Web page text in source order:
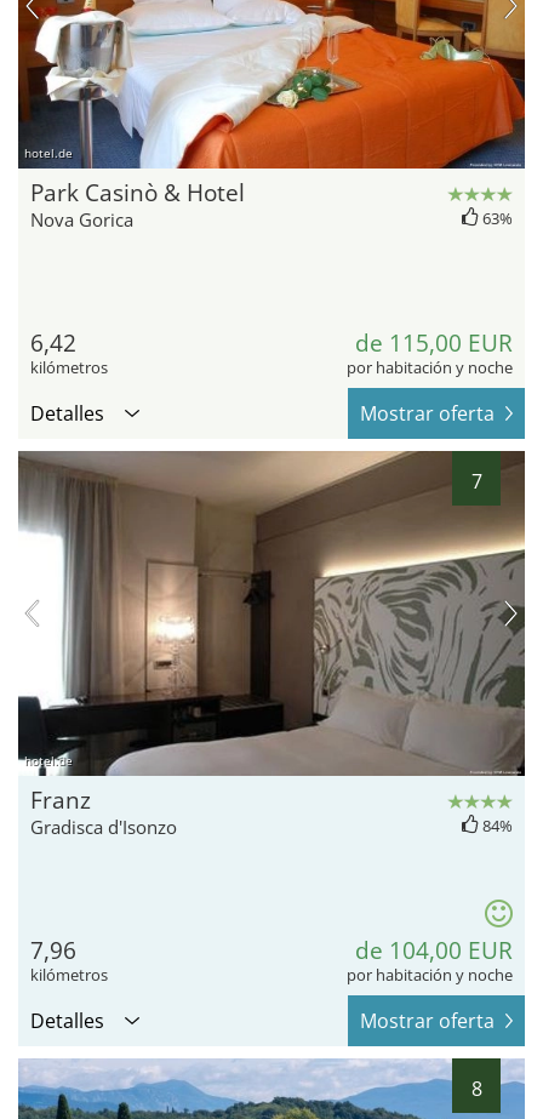
hotel.de
Park Casinò & Hotel
Nova Gorica 63%
6,42
kilómetros
de 115,00 EUR
por habitación y noche
Detalles Mostrar oferta
7
hotel.de
Franz
Gradisca d'Isonzo 84%
7,96
kilómetros
de 104,00 EUR
por habitación y noche
Detalles Mostrar oferta
8